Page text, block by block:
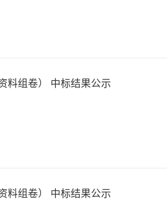
料组卷） 中标结果公示
料组卷） 中标结果公示